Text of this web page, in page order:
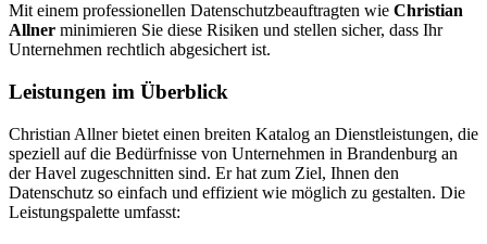
Mit einem professionellen Datenschutzbeauftragten wie Christian
Allner minimieren Sie diese Risiken und stellen sicher, dass Ihr
Unternehmen rechtlich abgesichert ist.
Leistungen im Überblick
Christian Allner bietet einen breiten Katalog an Dienstleistungen, die
speziell auf die Bedürfnisse von Unternehmen in Brandenburg an
der Havel zugeschnitten sind. Er hat zum Ziel, Ihnen den
Datenschutz so einfach und effizient wie möglich zu gestalten. Die
Leistungspalette umfasst: